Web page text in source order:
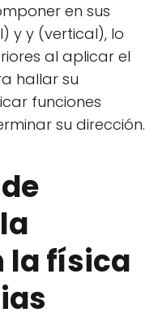
en sus
y y (vertical), lo
al aplicar el
hallar su
funciones
su dirección.
la física